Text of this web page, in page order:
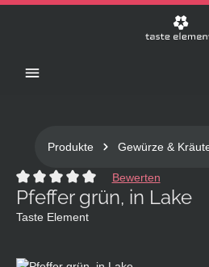
Produkte Gewürze &
Durchschnittliche Bewertung von 0
Bewerten
Pfeffer grün, in Lake
Taste Element